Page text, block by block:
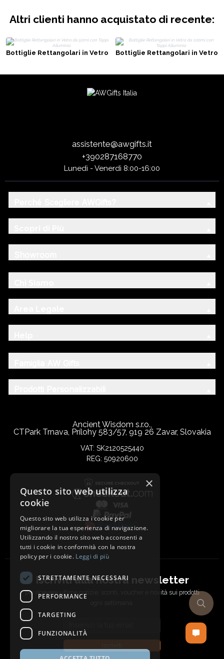
Altri clienti hanno acquistato di recente:
Bottiglie Rettangolari in Vetro
Bottiglie Rettangolari in Vetro
assistente@awgifts.it
+390287168770
Lunedì - Venerdì 8:00-16:00
Ancient Wisdom s.r.o.,
CTPark Trnava, Prílohy 583/57, 919 26 Zavar, Slovakia
VAT: SK2120525440
REG: 50920600
Iscriviti alla nostra newsletter
per ricevere ultime notizie, sconti, voucher e novità sui prodotti
×
Questo sito web utilizza
cookie
Questo sito web utilizza i cookie per
migliorare la tua esperienza di navigazione.
Utilizzando il nostro sito web acconsenti a
tutti i cookie in conformità con la nostra
policy per i cookie. Leggi di più
STRETTAMENTE NECESSARI
PERFORMANCE
TARGETING
FUNZIONALITÀ